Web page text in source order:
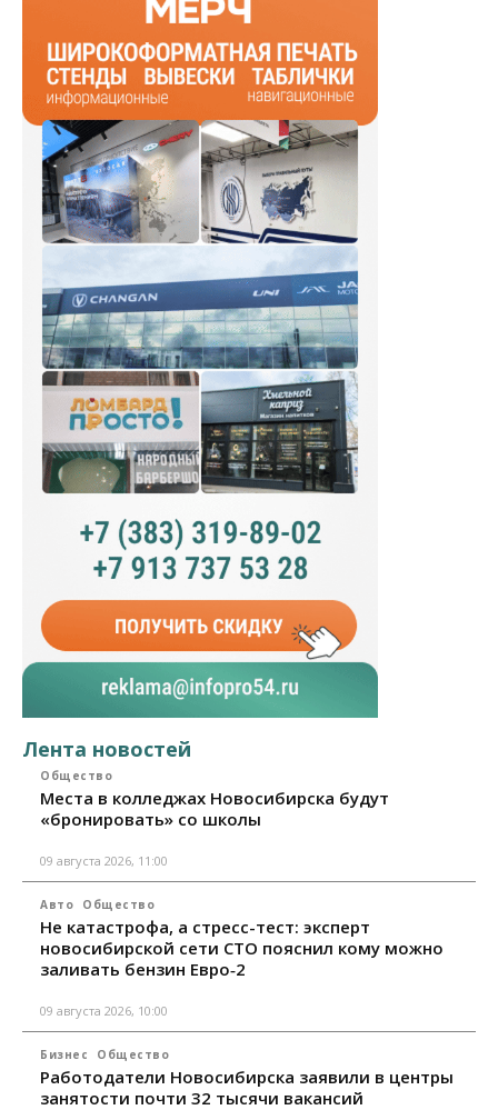
Лента новостей
Общество
Места в колледжах Новосибирска будут
«бронировать» со школы
09 августа 2026, 11:00
Авто Общество
Не катастрофа, а стресс-тест: эксперт
новосибирской сети СТО пояснил кому можно
заливать бензин Евро‑2
09 августа 2026, 10:00
Бизнес Общество
Работодатели Новосибирска заявили в центры
занятости почти 32 тысячи вакансий